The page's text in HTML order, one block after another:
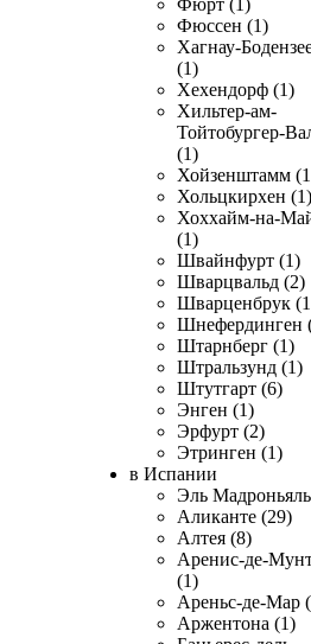
Фюрт (1)
Фюссен (1)
Хагнау-
(1)
Хехендорф (1)
Хильтер-ам-
Тойтобургер-
(1)
Хойзенштамм
Хольцкирхен (1)
Хоххайм-на-
(1)
Швайнфурт (1)
Шварцвальд (2)
Шварценбрук
Шнефердинген
Штарнберг (1)
Штральзунд (1)
Штутгарт (6)
Энген (1)
Эрфурт (2)
Этринген (1)
в Испании
Эль
Аликанте (29)
Алтея (8)
Аренис-де-
(1)
Ареньс-де-Мар
Аржентона (1)